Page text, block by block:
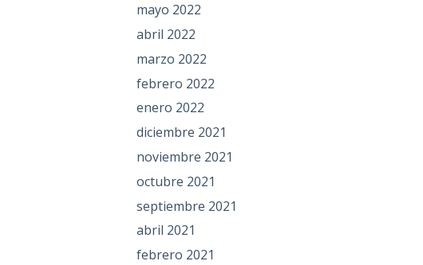
mayo 2022
abril 2022
marzo 2022
febrero 2022
enero 2022
diciembre 2021
noviembre 2021
octubre 2021
septiembre 2021
abril 2021
febrero 2021